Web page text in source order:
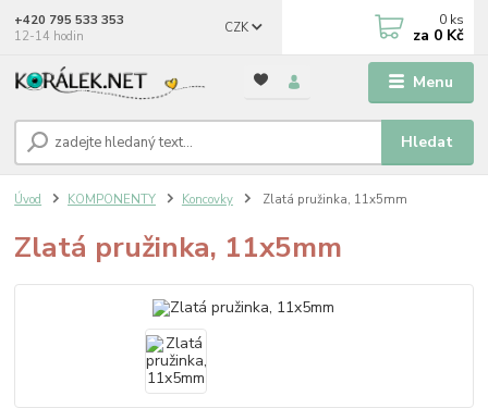
Menu
CZK
Hledat
+420 795 533 353
12-14 hodin
0 ks
za 0 Kč
Úvod KOMPONENTY Koncovky Zlatá pružinka, 11x5mm
Zlatá pružinka, 11x5mm